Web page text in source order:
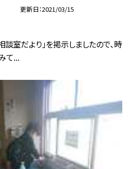
更新日 2021/03/15
室だより」を掲示しましたので、時
て...